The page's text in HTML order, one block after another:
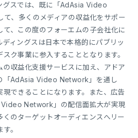
グスでは、既に「AdAsia Video
、多くのメディアの収益化をサポー
て、この度のフォーエムの子会社化に
ディングスは日本で本格的にパブリッ
ク事業に参入することとなります。
の収益化支援サービスに加え、アドア
「AdAsia Video Network」を通し
現できることになります。また、広告
Network」の配信面拡大が実現
のターゲットオーディエンスへリー
。